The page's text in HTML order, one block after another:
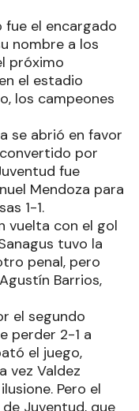
fue el encargado
nombre a los
próximo
el estadio
los campeones
se abrió en favor
por
fue
Mendoza para
1-1.
vuelta con el gol
tuvo la
penal, pero
Barrios,
el segundo
perder 2-1 a
el juego,
vez Valdez
Pero el
Juventud, que